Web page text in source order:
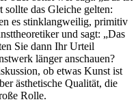
das Gleiche gelten:
es stinklangweilig, primitiv
und sagt: „Das
Sie dann Ihr Urteil
länger anschauen?
ob etwas Kunst ist
ästhetische Qualität, die
Rolle.